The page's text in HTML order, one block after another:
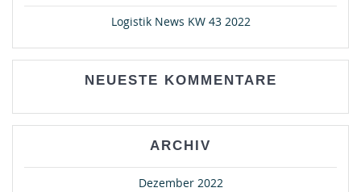
Logistik News KW 43 2022
NEUESTE KOMMENTARE
ARCHIV
Dezember 2022